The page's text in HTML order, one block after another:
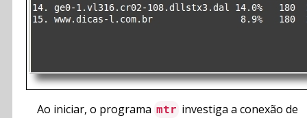
Ao iniciar, o programa mtr investiga a conexão de